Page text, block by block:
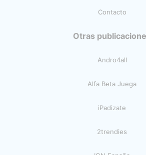
Contacto
Otras
Andro4all
Alfa Beta Juega
iPadizate
2trendies